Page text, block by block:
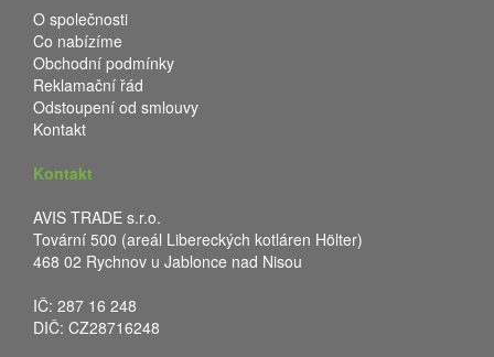
O společnosti
Co nabízíme
Obchodní podmínky
Reklamační řád
Odstoupení od smlouvy
Kontakt
Kontakt
AVIS TRADE s.r.o.
Tovární 500 (areál Libereckých kotláren Hölter)
468 02 Rychnov u Jablonce nad Nisou
IČ: 287 16 248
DIČ: CZ28716248